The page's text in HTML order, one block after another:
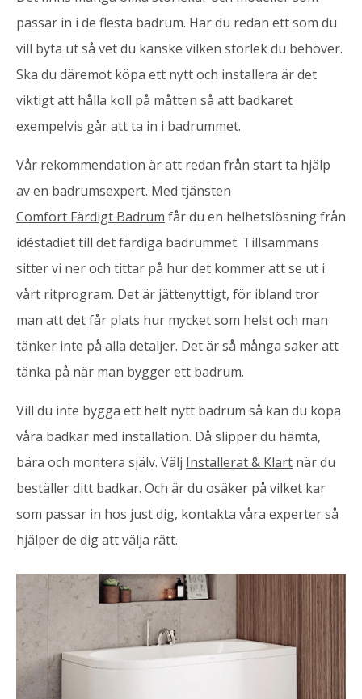
passar in i de flesta badrum. Har du redan ett som du
vill byta ut så vet du kanske vilken storlek du behöver.
Ska du däremot köpa ett nytt och installera är det
viktigt att hålla koll på måtten så att badkaret
exempelvis går att ta in i badrummet.
Vår rekommendation är att redan från start ta hjälp
av en badrumsexpert. Med tjänsten
Comfort Färdigt Badrum får du en helhetslösning från
idéstadiet till det färdiga badrummet. Tillsammans
sitter vi ner och tittar på hur det kommer att se ut i
vårt ritprogram. Det är jättenyttigt, för ibland tror
man att det får plats hur mycket som helst och man
tänker inte på alla detaljer. Det är så många saker att
tänka på när man bygger ett badrum.
Vill du inte bygga ett helt nytt badrum så kan du köpa
våra badkar med installation. Då slipper du hämta,
bära och montera själv. Välj Installerat & Klart när du
beställer ditt badkar. Och är du osäker på vilket kar
som passar in hos just dig, kontakta våra experter så
hjälper de dig att välja rätt.